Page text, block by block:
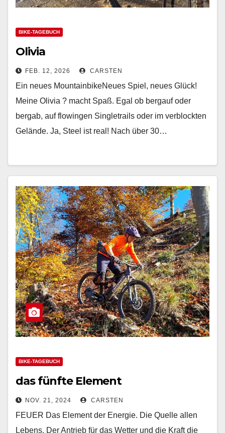
BIKE-TAGEBUCH
Olivia
FEB. 12, 2026 CARSTEN
Ein neues MountainbikeNeues Spiel, neues Glück!
Meine Olivia ? macht Spaß. Egal ob bergauf oder
bergab, auf flowingen Singletrails oder im verblockten
Gelände. Ja, Steel ist real! Nach über 30…
BIKE-TAGEBUCH
das fünfte Element
NOV. 21, 2024 CARSTEN
FEUER Das Element der Energie. Die Quelle allen
Lebens. Der Antrieb für das Wetter und die Kraft die